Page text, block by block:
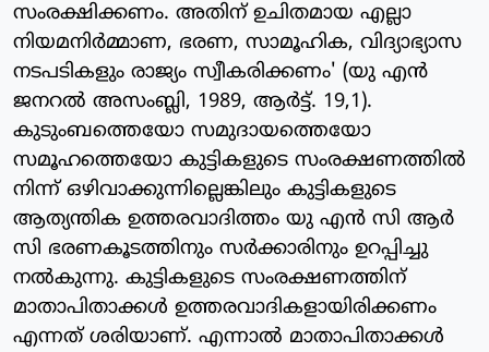
സംരക്ഷിക്കണം. അതിന് ഉചിതമായ എല്ലാ
നിയമനിര്‍മ്മാണ, ഭരണ, സാമൂഹിക, വിദ്യാഭ്യാസ
നടപടികളും രാജ്യം സ്വീകരിക്കണം' (യു എന്‍
ജനറല്‍ അസംബ്ലി, 1989, ആര്‍ട്ട്. 19,1).
കുടുംബത്തെയോ സമുദായത്തെയോ
സമൂഹത്തെയോ കുട്ടികളുടെ സംരക്ഷണത്തില്‍
നിന്ന് ഒഴിവാക്കുന്നില്ലെങ്കിലും കുട്ടികളുടെ
ആത്യന്തിക ഉത്തരവാദിത്തം യു എന്‍ സി ആര്‍
സി ഭരണകൂടത്തിനും സര്‍ക്കാരിനും ഉറപ്പിച്ചു
നല്‍കുന്നു. കുട്ടികളുടെ സംരക്ഷണത്തിന്
മാതാപിതാക്കള്‍ ഉത്തരവാദികളായിരിക്കണം
എന്നത് ശരിയാണ്. എന്നാല്‍ മാതാപിതാക്കള്‍